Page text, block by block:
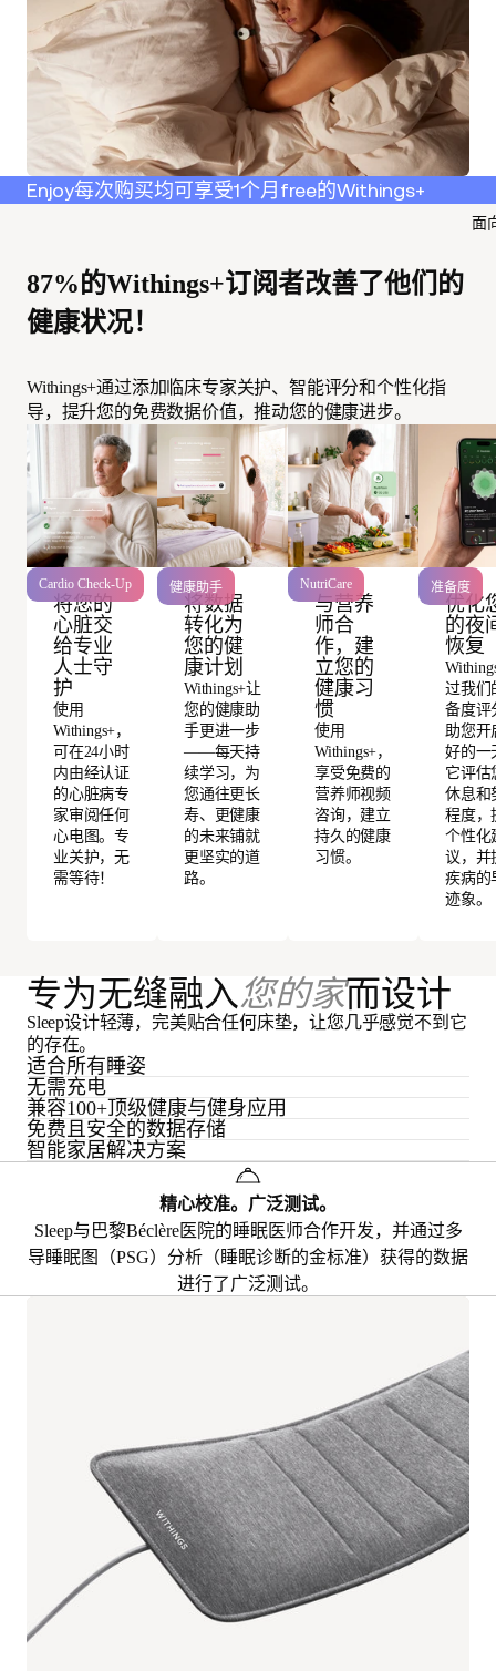
面
Enjoy每次购买均可享受1个月free的Withings+
87%的Withings+订阅者改善了他们的
健康状况！
Withings+通过添加临床专家关护、智能评分和个性化指
导，提升您的免费数据价值，推动您的健康进步。
Cardio Check-Up
将您的
心脏交
给专业
人士守
护
使用
Withings+，
可在24小时
内由经认证
的心脏病专
家审阅任何
心电图。专
业关护，无
需等待！
健康助手
将数据
转化为
您的健
康计划
Withings+让
您的健康助
手更进一步
——每天持
续学习，为
您通往更长
寿、更健康
的未来铺就
更坚实的道
路。
NutriCare
与营养
师合
作，建
立您的
健康习
惯
使用
Withings+，
享受免费的
营养师视频
咨询，建立
持久的健康
习惯。
准备度
优化
的夜
恢复
过我们
备度评
助您开
好的一
它评估
休息和
程度，
个性化
议，并
疾病的
迹象。
专为无缝融入您的家而设计
Sleep设计轻薄，完美贴合任何床垫，让您几乎感觉不到它
的存在。
适合所有睡姿
无需充电
兼容100+顶级健康与健身应用
免费且安全的数据存储
智能家居解决方案
精心校准。广泛测试。
Sleep与巴黎Béclère医院的睡眠医师合作开发，并通过多
导睡眠图（PSG）分析（睡眠诊断的金标准）获得的数据
进行了广泛测试。